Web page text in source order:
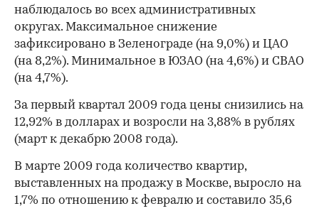
наблюдалось во всех административных
округах. Максимальное снижение
зафиксировано в Зеленограде (на 9,0%) и ЦАО
(на 8,2%). Минимальное в ЮЗАО (на 4,6%) и СВАО
(на 4,7%).
За первый квартал 2009 года цены снизились на
12,92% в долларах и возросли на 3,88% в рублях
(март к декабрю 2008 года).
В марте 2009 года количество квартир,
выставленных на продажу в Москве, выросло на
1,7% по отношению к февралю и составило 35,6